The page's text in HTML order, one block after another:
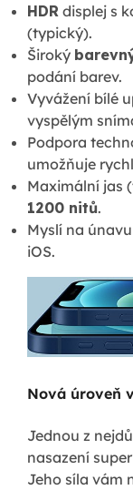
HDR displej s
(typický).
Široký
podání barev.
Vyvážení bílé
vyspělým
Podpora
umožňuje
Maximální jas
1200 nitů.
Myslí na
iOS.
Nová úroveň
Jednou z
nasazení
Jeho síla vám